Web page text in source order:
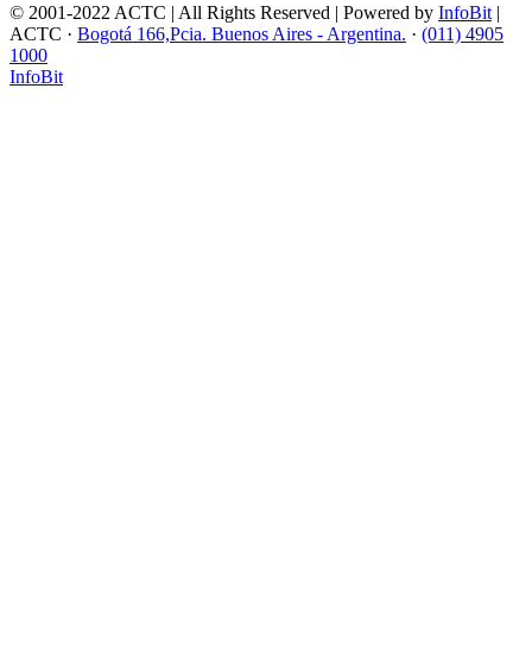
© 2001-2022 ACTC | All Rights Reserved | Powered by InfoBit |
ACTC · Bogotá 166,Pcia. Buenos Aires - Argentina. · (011) 4905
1000
InfoBit